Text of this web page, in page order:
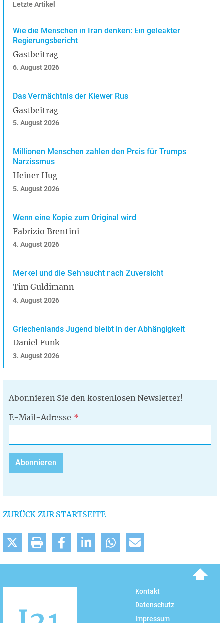
Letzte Artikel
Wie die Menschen in Iran denken: Ein geleakter
Regierungsbericht
Gastbeitrag
6. August 2026
Das Vermächtnis der Kiewer Rus
Gastbeitrag
5. August 2026
Millionen Menschen zahlen den Preis für Trumps
Narzissmus
Heiner Hug
5. August 2026
Wenn eine Kopie zum Original wird
Fabrizio Brentini
4. August 2026
Merkel und die Sehnsucht nach Zuversicht
Tim Guldimann
4. August 2026
Griechenlands Jugend bleibt in der Abhängigkeit
Daniel Funk
3. August 2026
Abonnieren Sie den kostenlosen Newsletter!
E-Mail-Adresse
ZURÜCK ZUR STARTSEITE
Kontakt
Datenschutz
Impressum